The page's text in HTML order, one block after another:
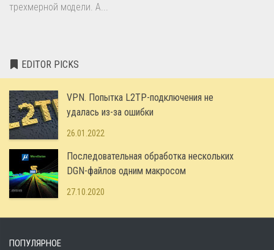
трехмерной модели. А...
EDITOR PICKS
VPN. Попытка L2TP-подключения не
удалась из-за ошибки
26.01.2022
Последовательная обработка нескольких
DGN-файлов одним макросом
27.10.2020
ПОПУЛЯРНОЕ